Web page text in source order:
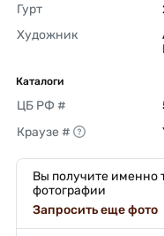
Гурт
Художник
Каталоги
ЦБ РФ #
Краузе #
Вы получите именно
фотографии
Запросить еще фото